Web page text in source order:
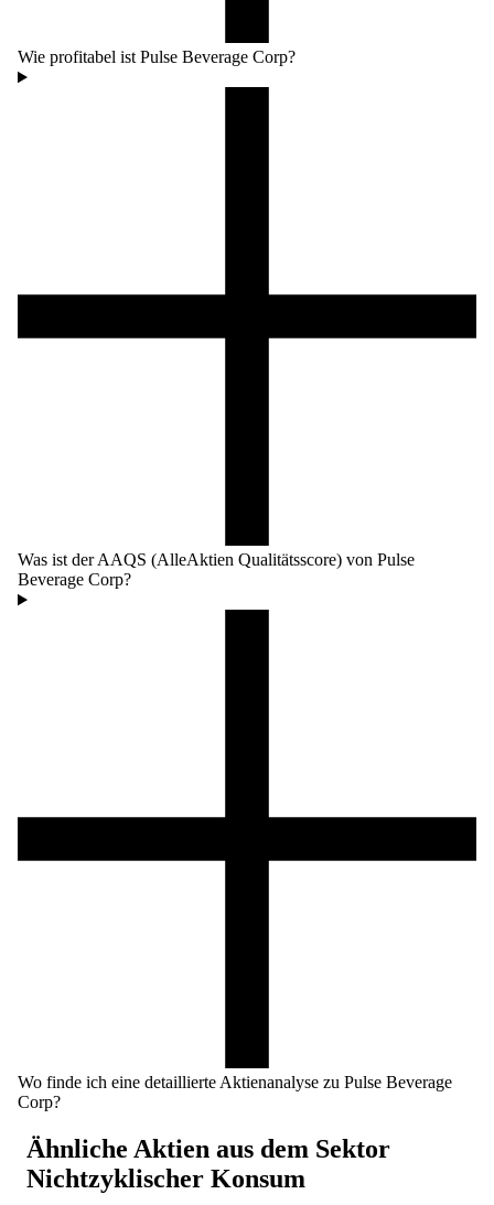
Wie profitabel ist Pulse Beverage Corp?
Was ist der AAQS (AlleAktien Qualitätsscore) von Pulse
Beverage Corp?
Wo finde ich eine detaillierte Aktienanalyse zu Pulse Beverage
Corp?
Ähnliche Aktien aus dem Sektor
Nichtzyklischer Konsum